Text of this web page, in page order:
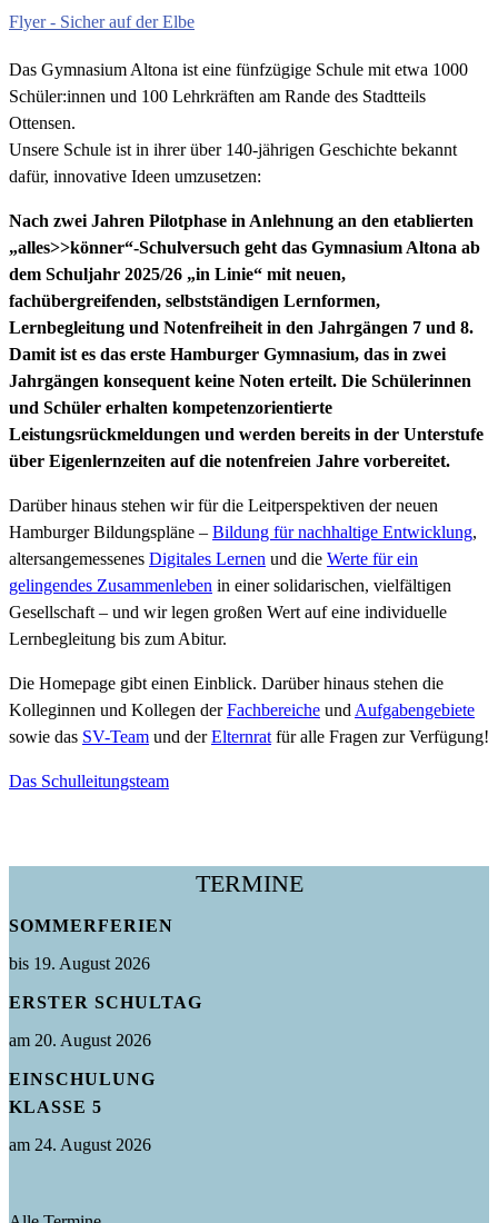
Flyer - Sicher auf der Elbe
Das Gymnasium Altona ist eine fünfzügige Schule mit etwa 1000
Schüler:innen und 100 Lehrkräften am Rande des Stadtteils
Ottensen.
Unsere Schule ist in ihrer über 140-jährigen Geschichte bekannt
dafür, innovative Ideen umzusetzen:
Nach zwei Jahren Pilotphase in Anlehnung an den etablierten
„alles>>könner“-Schulversuch geht das Gymnasium Altona ab
dem Schuljahr 2025/26 „in Linie“ mit neuen,
fachübergreifenden, selbstständigen Lernformen,
Lernbegleitung und Notenfreiheit in den Jahrgängen 7 und 8.
Damit ist es das erste Hamburger Gymnasium, das in zwei
Jahrgängen konsequent keine Noten erteilt. Die Schülerinnen
und Schüler erhalten kompetenzorientierte
Leistungsrückmeldungen und werden bereits in der Unterstufe
über Eigenlernzeiten auf die notenfreien Jahre vorbereitet.
Darüber hinaus stehen wir für die Leitperspektiven der neuen
Hamburger Bildungspläne – Bildung für nachhaltige Entwicklung,
altersangemessenes Digitales Lernen und die Werte für ein
gelingendes Zusammenleben in einer solidarischen, vielfältigen
Gesellschaft – und wir legen großen Wert auf eine individuelle
Lernbegleitung bis zum Abitur.
Die Homepage gibt einen Einblick. Darüber hinaus stehen die
Kolleginnen und Kollegen derFachbereiche und Aufgabengebiete
sowie das SV-Team und derElternrat für alle Fragen zur Verfügung!
Das Schulleitungsteam
TERMINE
SOMMERFERIEN
bis 19. August 2026
ERSTER SCHULTAG
am 20. August 2026
EINSCHULUNG
KLASSE 5
am 24. August 2026